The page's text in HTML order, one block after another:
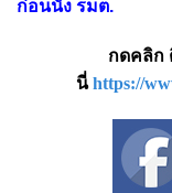
ก่อนนั่ง รมต.
กดคลิก
นี่ https://